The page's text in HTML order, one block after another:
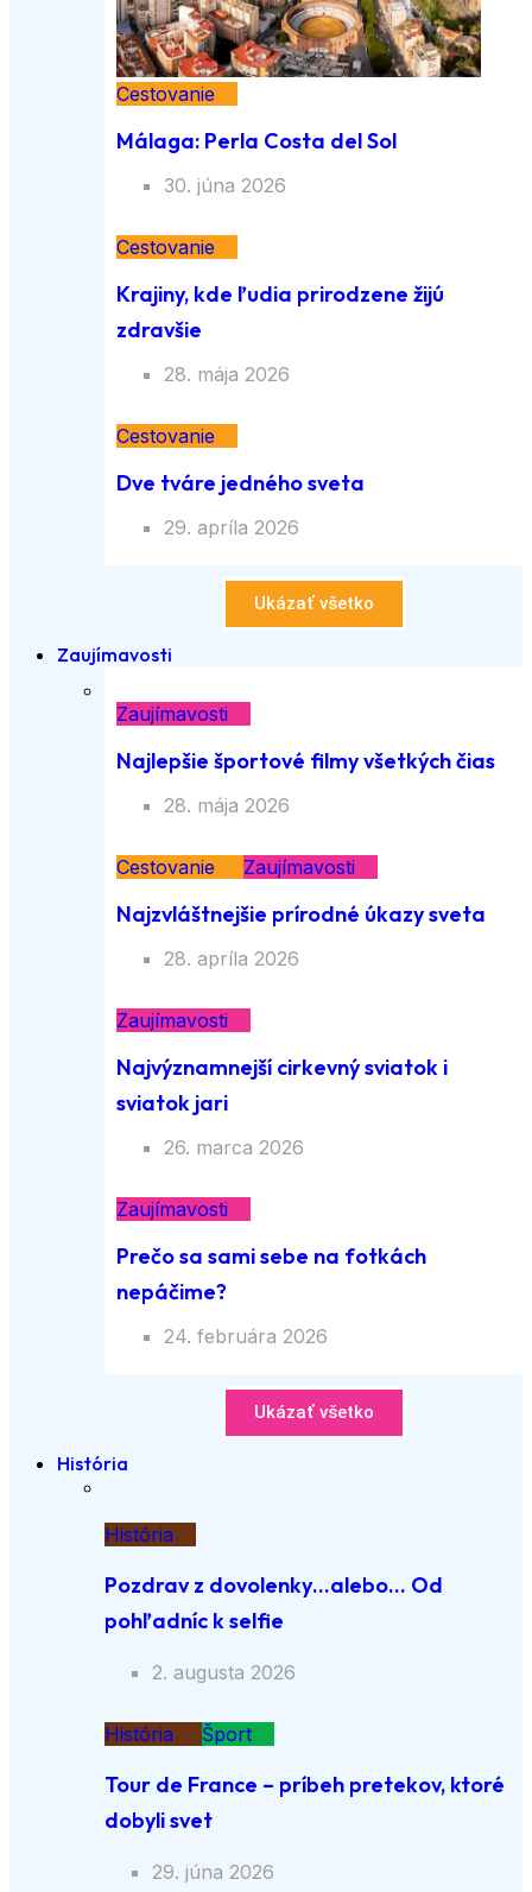
Cestovanie
Málaga: Perla Costa del Sol
30. júna 2026
Cestovanie
Krajiny, kde ľudia prirodzene žijú
zdravšie
28. mája 2026
Cestovanie
Dve tváre jedného sveta
29. apríla 2026
Ukázať všetko
Zaujímavosti
Zaujímavosti
Najlepšie športové filmy všetkých čias
28. mája 2026
Cestovanie Zaujímavosti
Najzvláštnejšie prírodné úkazy sveta
28. apríla 2026
Zaujímavosti
Najvýznamnejší cirkevný sviatok i
sviatok jari
26. marca 2026
Zaujímavosti
Prečo sa sami sebe na fotkách
nepáčime?
24. februára 2026
Ukázať všetko
História
História
Pozdrav z dovolenky…alebo… Od
pohľadníc k selfie
2. augusta 2026
História Šport
Tour de France – príbeh pretekov, ktoré
dobyli svet
29. júna 2026